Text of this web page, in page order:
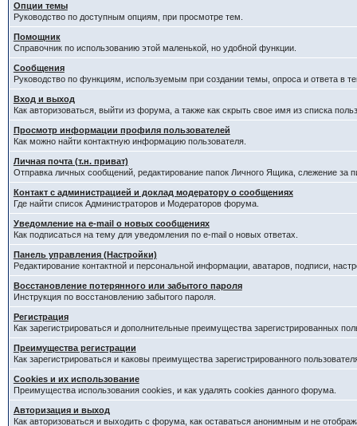
Опции темы
Руководство по доступным опциям, при просмотре тем.
Помощник
Справочник по использованию этой маленькой, но удобной функции.
Сообщения
Руководство по функциям, используемым при создании темы, опроса и ответа в
Вход и выход
Как авторизоваться, выйти из форума, а также как скрыть свое имя из списка
Просмотр информации профиля пользователей
Как можно найти контактную информацию пользователя.
Личная почта (т.н. приват)
Отправка личных сообщений, редактирование папок Личного Ящика, слежение за
Контакт с администрацией и доклад модератору о сообщениях
Где найти список Администраторов и Модераторов форума.
Уведомление на e-mail о новых сообщениях
Как подписаться на тему для уведомления по e-mail о новых ответах.
Панель управления (Настройки)
Редактирование контактной и персональной информации, аватаров, подписи,
Восстановление потерянного или забытого пароля
Инструкция по восстановлению забытого пароля.
Регистрация
Как зарегистрироваться и дополнительные преимущества зарегистрированных
Преимущества регистрации
Как зарегистрироваться и каковы преимущества зарегистрированного
Cookies и их использование
Преимущества использования cookies, и как удалять cookies данного форума.
Авторизация и выход
Как авторизоваться и выходить с форума, как оставаться анонимным и не